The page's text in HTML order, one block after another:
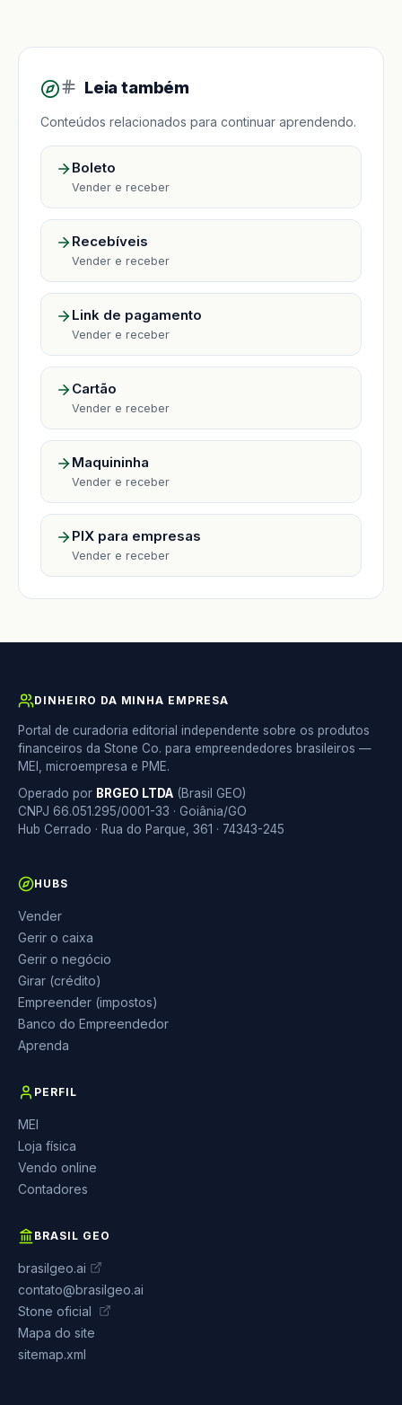
Leia também
Conteúdos relacionados para continuar aprendendo.
Boleto
Vender e receber
Recebíveis
Vender e receber
Link de pagamento
Vender e receber
Cartão
Vender e receber
Maquininha
Vender e receber
PIX para empresas
Vender e receber
DINHEIRO DA MINHA EMPRESA
Portal de curadoria editorial independente sobre os produtos
financeiros da Stone Co. para empreendedores brasileiros —
MEI, microempresa e PME.
Operado por BRGEO LTDA (Brasil GEO)
CNPJ 66.051.295/0001-33 · Goiânia/GO
Hub Cerrado · Rua do Parque, 361 · 74343-245
HUBS
Vender
Gerir o caixa
Gerir o negócio
Girar (crédito)
Empreender (impostos)
Banco do Empreendedor
Aprenda
PERFIL
MEI
Loja física
Vendo online
Contadores
BRASIL GEO
brasilgeo.ai
contato@brasilgeo.ai
Stone oficial
Mapa do site
sitemap.xml